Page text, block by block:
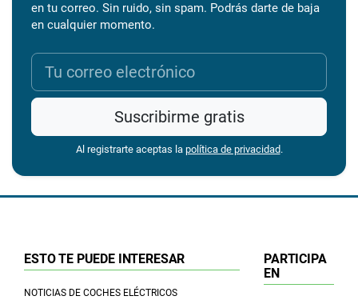
en tu correo. Sin ruido, sin spam. Podrás darte de baja
en cualquier momento.
Suscribirme gratis
Al registrarte aceptas la política de privacidad.
ESTO TE PUEDE INTERESAR
NOTICIAS DE COCHES ELÉCTRICOS
PARTICIPA
EN